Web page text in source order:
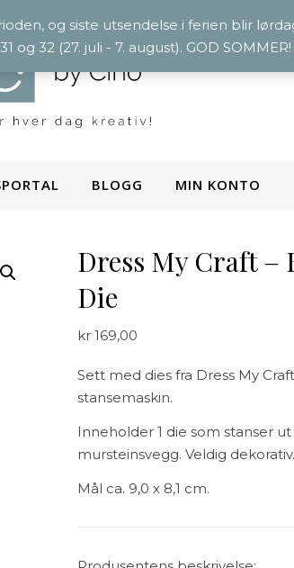
BLOGG MIN KONTO
Dress My Craft
Die
kr169,00
Sett med dies fra Dress My
stansemaskin.
Inneholder 1 die som stanser
mursteinsvegg. Veldig dekorativ.
Mål ca. 9,0 x 8,1 cm.
og siste utsendelse i ferien blir
og 32 (27. juli - 7. august). GOD SOMMER!